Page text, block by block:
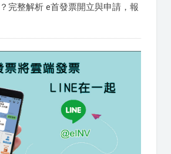
完整解析 e首發票開立與申請，報